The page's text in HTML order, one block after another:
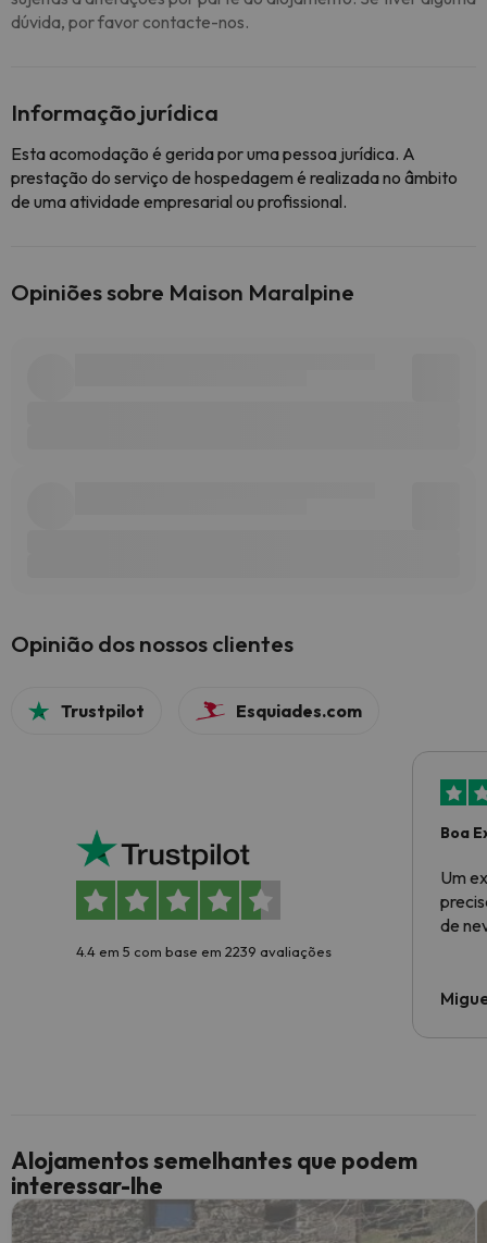
dúvida, por favor contacte-nos.
Informação jurídica
Esta acomodação é gerida por uma pessoa jurídica. A
prestação do serviço de hospedagem é realizada no âmbito
de uma atividade empresarial ou profissional.
Opiniões sobre Maison Maralpine
Opinião dos nossos clientes
Trustpilot Esquiades.com
4.4 em 5 com base em 2239 avaliações
Boa
Um
de
Alojamentos semelhantes que podem
interessar-lhe